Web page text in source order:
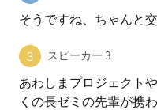
そうですね、ちゃんと
スピーカー 3
あわしまプロジェクト
くの長ゼミの先輩が携